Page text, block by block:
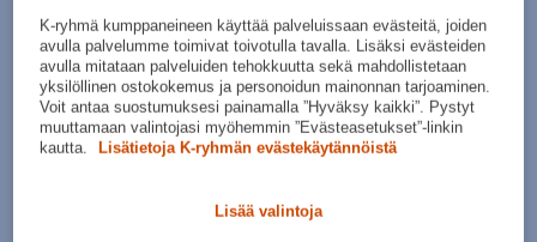
Luonno
nvalkoin
en
Valitse koko:
S
M XL Kokotaulukko
K-ryhmä kumppaneineen käyttää palveluissaan evästeitä, joiden
avulla palvelumme toimivat toivotulla tavalla. Lisäksi evästeiden
avulla mitataan palveluiden tehokkuutta sekä mahdollistetaan
yksilöllinen ostokokemus ja personoidun mainonnan tarjoaminen.
Voit antaa suostumuksesi painamalla ”Hyväksy kaikki”. Pystyt
muuttamaan valintojasi myöhemmin ”Evästeasetukset”-linkin
kautta.
Lisätietoja K-ryhmän evästekäytännöistä
Lisää valintoja